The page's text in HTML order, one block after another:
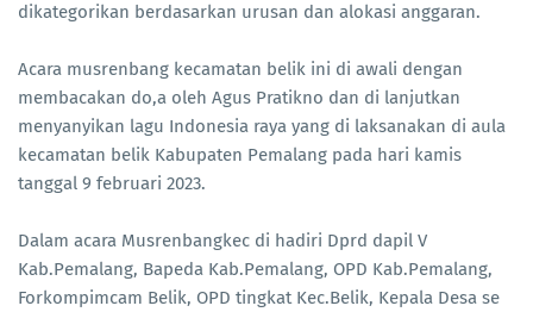
dikategorikan berdasarkan urusan dan alokasi anggaran.
Acara musrenbang kecamatan belik ini di awali dengan
membacakan do,a oleh Agus Pratikno dan di lanjutkan
menyanyikan lagu Indonesia raya yang di laksanakan di aula
kecamatan belik Kabupaten Pemalang pada hari kamis
tanggal 9 februari 2023.
Dalam acara Musrenbangkec di hadiri Dprd dapil V
Kab.Pemalang, Bapeda Kab.Pemalang, OPD Kab.Pemalang,
Forkompimcam Belik, OPD tingkat Kec.Belik, Kepala Desa se